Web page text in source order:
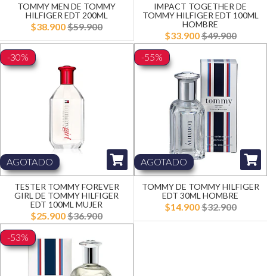
TOMMY MEN DE TOMMY
HILFIGER EDT 200ML
$38.900$59.900
IMPACT TOGETHER DE
TOMMY HILFIGER EDT 100ML
HOMBRE
$33.900$49.900
-30%
AGOTADO
TESTER TOMMY FOREVER
GIRL DE TOMMY HILFIGER
EDT 100ML MUJER
$25.900$36.900
-55%
AGOTADO
TOMMY DE TOMMY HILFIGER
EDT 30ML HOMBRE
$14.900$32.900
-53%